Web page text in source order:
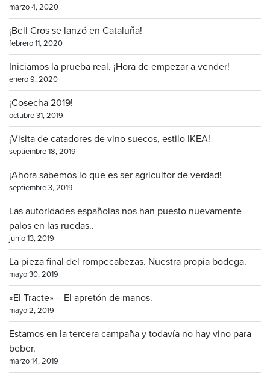
marzo 4, 2020
¡Bell Cros se lanzó en Cataluña!
febrero 11, 2020
Iniciamos la prueba real. ¡Hora de empezar a vender!
enero 9, 2020
¡Cosecha 2019!
octubre 31, 2019
¡Visita de catadores de vino suecos, estilo IKEA!
septiembre 18, 2019
¡Ahora sabemos lo que es ser agricultor de verdad!
septiembre 3, 2019
Las autoridades españolas nos han puesto nuevamente
palos en las ruedas..
junio 13, 2019
La pieza final del rompecabezas. Nuestra propia bodega.
mayo 30, 2019
«El Tracte» – El apretón de manos.
mayo 2, 2019
Estamos en la tercera campaña y todavía no hay vino para
beber.
marzo 14, 2019